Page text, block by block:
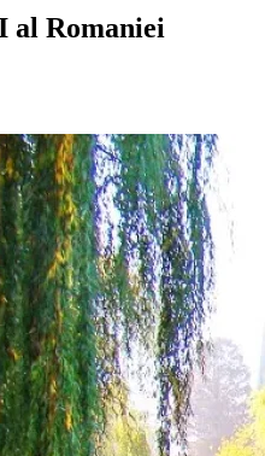
al Romaniei